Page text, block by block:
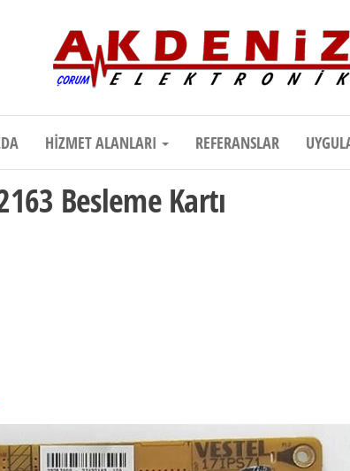
Teknik Destek, Kaliteli
HIZMET ALANLARI REFERANSLAR
Besleme Kartı